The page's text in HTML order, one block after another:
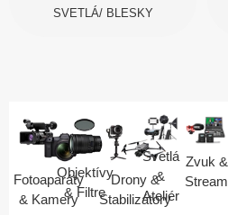
SVETLÁ/ BLESKY
Fotoaparáty
& Kamery
Objektívy
& Filtre
Drony &
Stabilizátory
Svetlá
&
Ateliér
Zvuk &
Stream